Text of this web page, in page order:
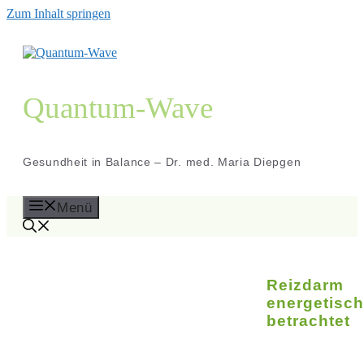
Zum Inhalt springen
Quantum-Wave
Gesundheit in Balance – Dr. med. Maria Diepgen
Menü
Reizdarm
energetisch
betrachtet